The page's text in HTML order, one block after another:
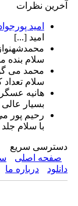
آخرین نظرات
امید
امید [...]
سلام بنده
محمد می
سلام تعداد کتاب۶در سایت
هانیه
بسیار
رحیم پور
با سلام
دسترسی سریع
صفحه اصلی
دانلود
درباره ما